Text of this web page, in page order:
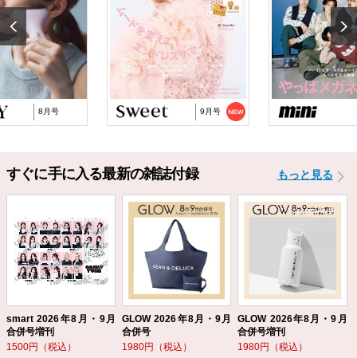
8月号 9月号
すぐに手に入る最新の雑誌付録 もっと見る
smart 2026年8月・9月
合併号増刊
1500円（税込）
GLOW 2026年8月・9月
合併号
1980円（税込）
GLOW 2026年8月・9月
合併号増刊
1980円（税込）